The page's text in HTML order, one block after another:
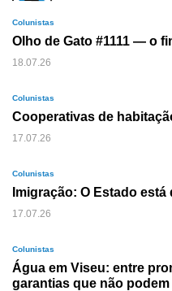
Colunistas
Olho de Gato #1111 — o
18.07.26
Colunistas
Cooperativas de
17.07.26
Colunistas
Imigração: O Estado
17.07.26
Colunistas
Água em Viseu: entre
garantias que não